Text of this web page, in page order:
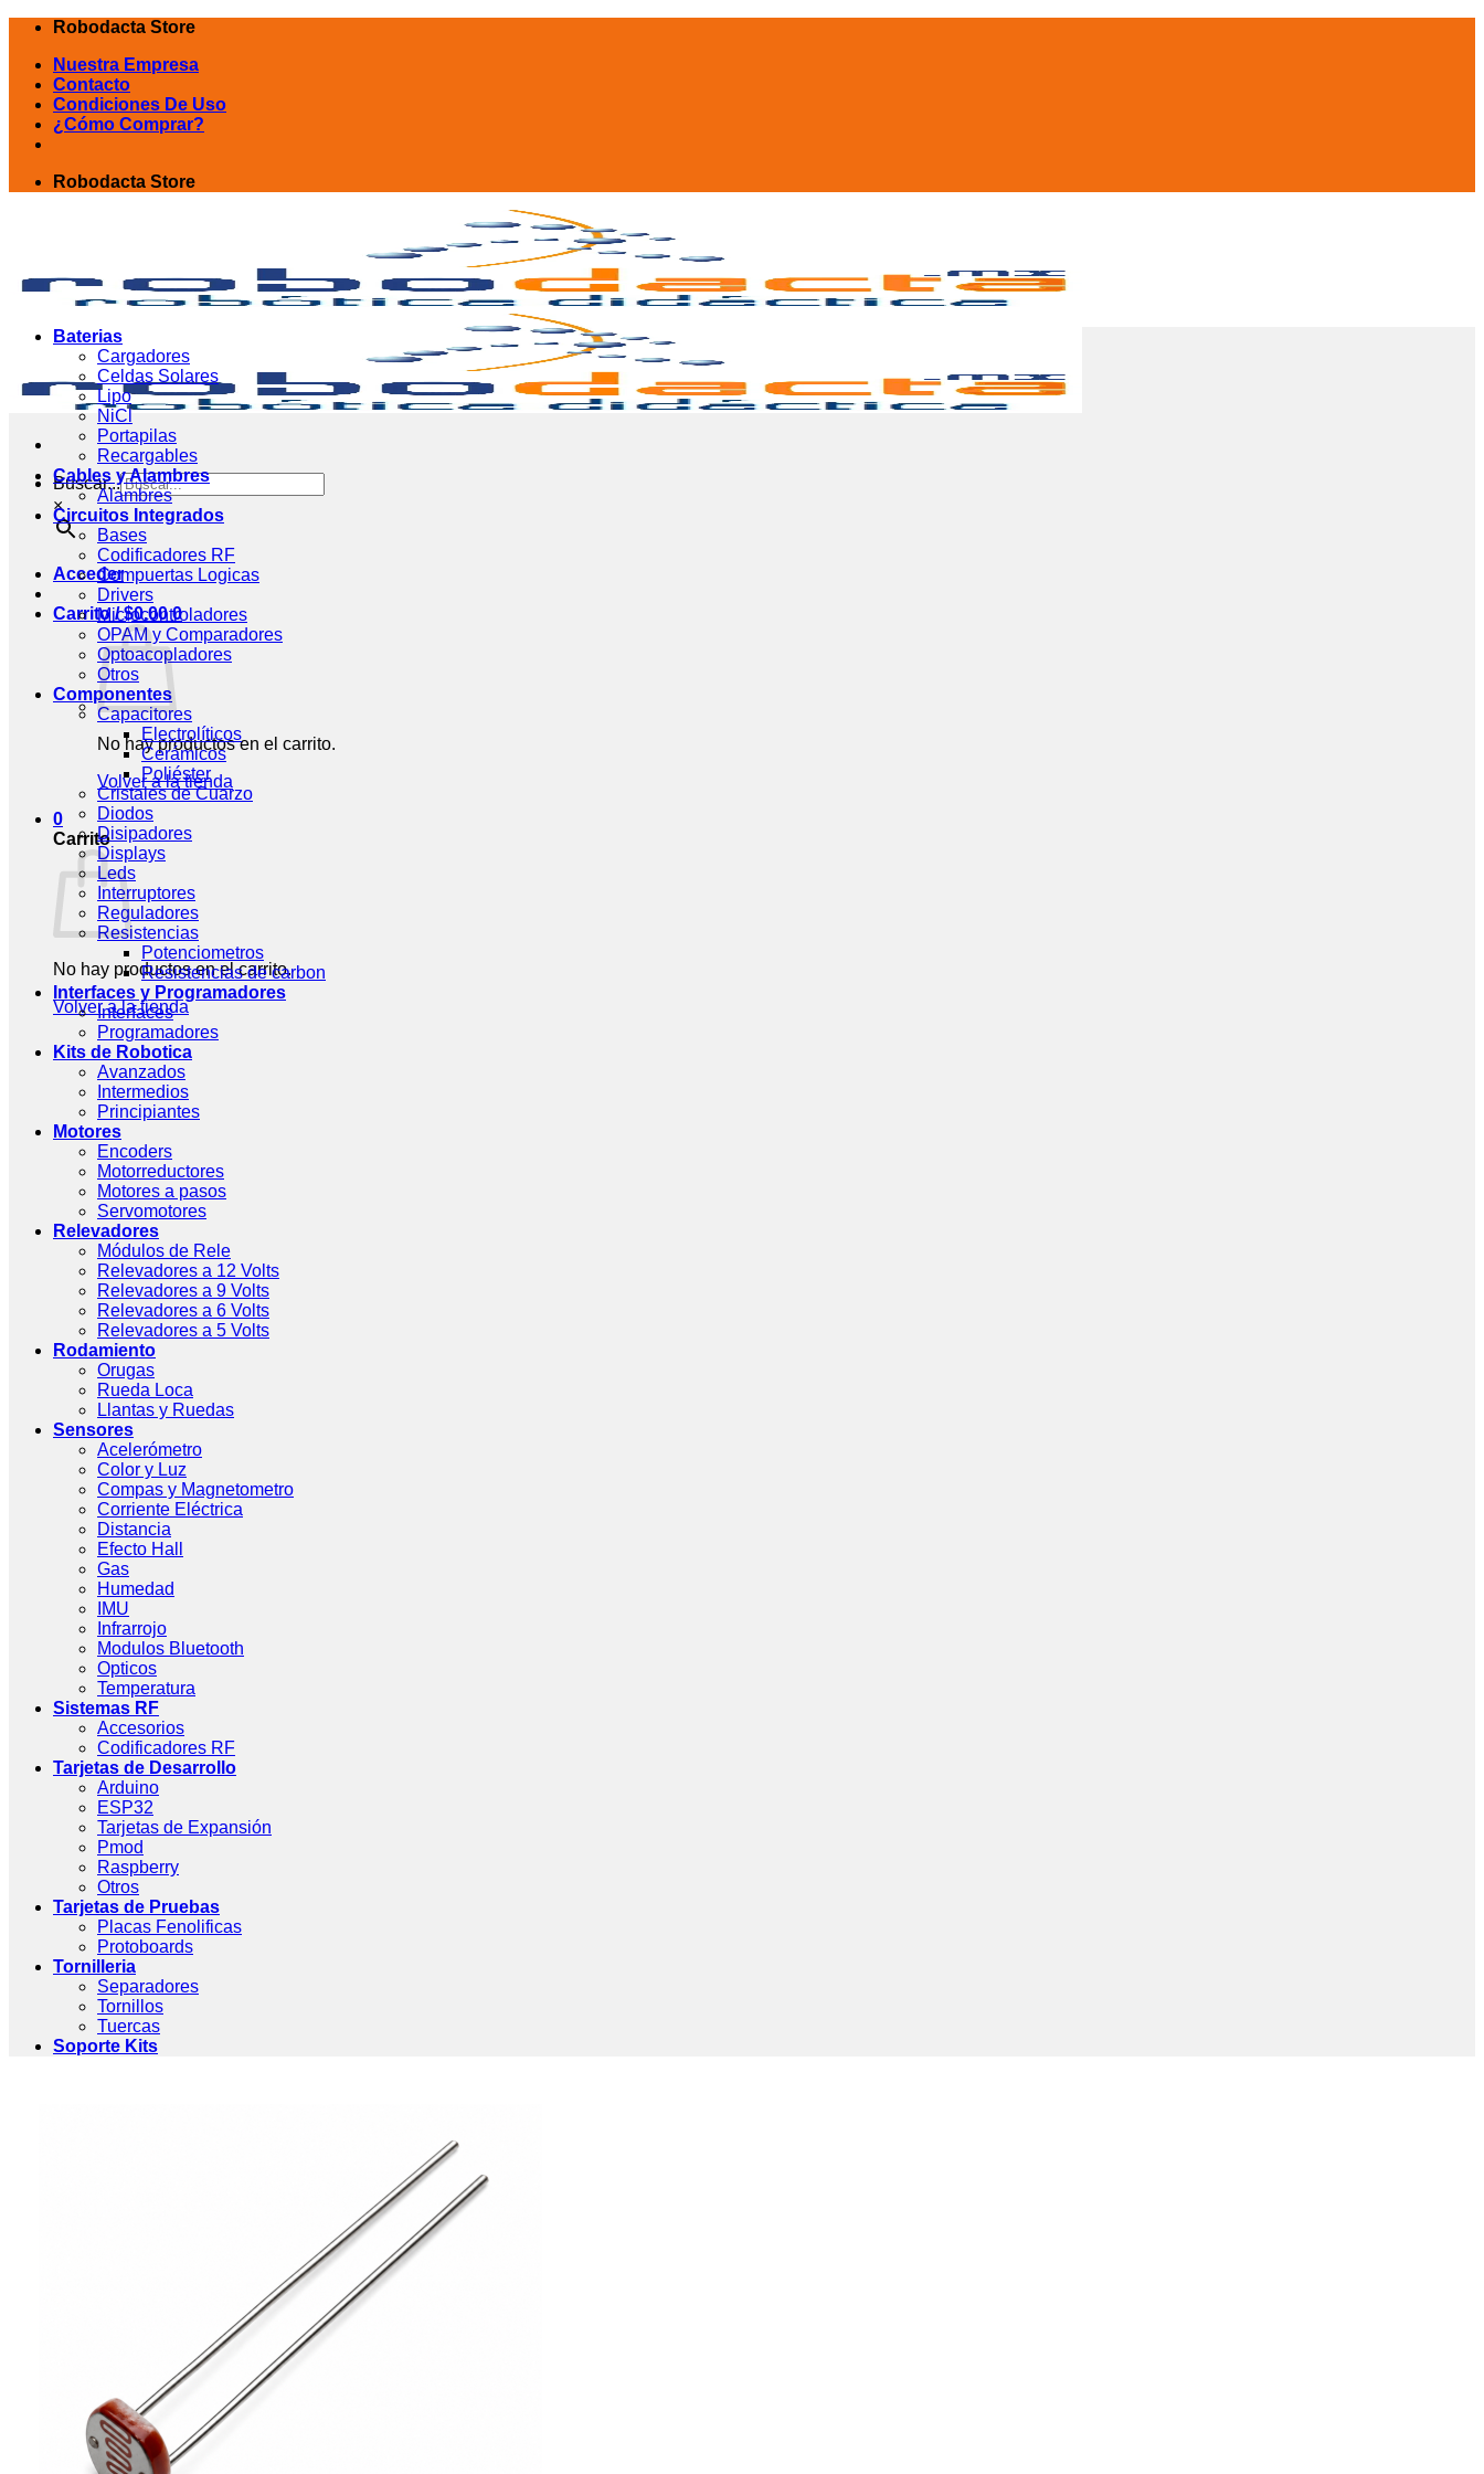
Skip
content
Robodacta Store
Nuestra Empresa
Contacto
Condiciones De Uso
¿Cómo Comprar?
Robodacta Store
Buscar...
×
Acceder
Carrito /$0.00 0
No hay productos en el carrito.
Volver a la tienda
0
Carrito
No hay productos en el carrito.
Volver a la tienda
Baterias
Cargadores
Celdas Solares
Lipo
NiCl
Portapilas
Recargables
Cables y Alambres
Alambres
Circuitos Integrados
Bases
Codificadores RF
Compuertas Logicas
Drivers
Microcontroladores
OPAM y Comparadores
Optoacopladores
Otros
Componentes
Capacitores
Electrolíticos
Cerámicos
Poliéster
Cristales de Cuarzo
Diodos
Disipadores
Displays
Leds
Interruptores
Reguladores
Resistencias
Potenciometros
Resistencias de carbon
Interfaces y Programadores
Interfaces
Programadores
Kits de Robotica
Avanzados
Intermedios
Principiantes
Motores
Encoders
Motorreductores
Motores a pasos
Servomotores
Relevadores
Módulos de Rele
Relevadores a 12 Volts
Relevadores a 9 Volts
Relevadores a 6 Volts
Relevadores a 5 Volts
Rodamiento
Orugas
Rueda Loca
Llantas y Ruedas
Sensores
Acelerómetro
Color y Luz
Compas y Magnetometro
Corriente Eléctrica
Distancia
Efecto Hall
Gas
Humedad
IMU
Infrarrojo
Modulos Bluetooth
Opticos
Temperatura
Sistemas RF
Accesorios
Codificadores RF
Tarjetas de Desarrollo
Arduino
ESP32
Tarjetas de Expansión
Pmod
Raspberry
Otros
Tarjetas de Pruebas
Placas Fenolificas
Protoboards
Tornilleria
Separadores
Tornillos
Tuercas
Soporte Kits